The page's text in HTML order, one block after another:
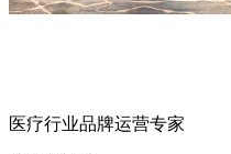
医疗行业品牌运营专家